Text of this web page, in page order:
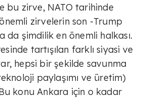
bu zirve, NATO tarihinde
zirvelerin son -Trump
da şimdilik en önemli halkası.
tartışılan farklı siyasi ve
hepsi bir şekilde savunma
paylaşımı ve üretim)
konu Ankara için o kadar